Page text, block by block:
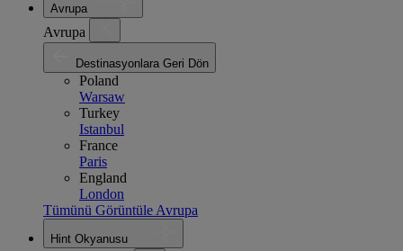
Avrupa
Avrupa
Destinasyonlara Geri Dön
Poland
Warsaw
Turkey
Istanbul
France
Paris
England
London
Tümünü Görüntüle Avrupa
Hint Okyanusu